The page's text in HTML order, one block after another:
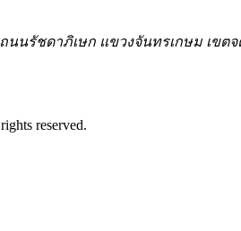
นนรัชดาภิเษก แขวงจันทรเกษม เขต
reserved.